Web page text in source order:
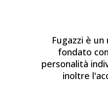
Fugazzi è
fondato
personalità
inoltre